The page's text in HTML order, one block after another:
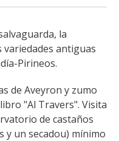
la
variedades antiguas
Pirineos.
de Aveyron y zumo
"Al Travers". Visita
de castaños
y un secadou) mínimo